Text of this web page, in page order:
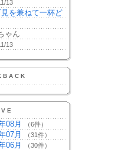
13
見を兼ねて一杯ど
ゃん
13
08月 （6件）
07月 （31件）
06月 （30件）